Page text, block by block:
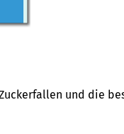
und die